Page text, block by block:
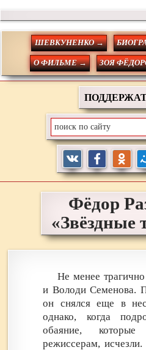
ШЕВКУНЕНКО →
О ФИЛЬМЕ → ЗОЯ
Фёдор
«Звёздные
Не менее
и Володи Семенова.
он снялся еще в
однако, когда
обаяние,
режиссерам,